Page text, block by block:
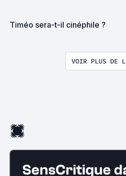
Timéo sera-t-il cinéphile ?
VOIR PLUS DE
SensCritique